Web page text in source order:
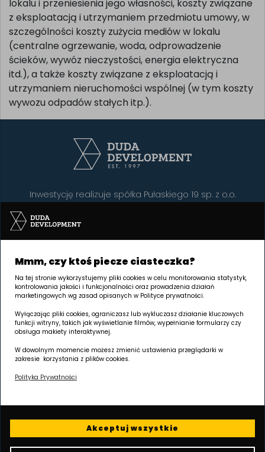
Mmm, czy ktoś piecze ciasteczka?
Na tej stronie wykorzystujemy pliki cookies w celu monitorowania statystyk,
kontrolowania jakości i funkcjonalności oraz prowadzenia działań
marketingowych wg zasad opisanych w Polityce prywatności.
Wyłączając pliki cookies, ograniczasz lub wykluczasz działanie kluczowych
funkcji witryny, takich jak wyświetlanie filmów, wypełnianie formularzy czy
obsługa makiety interaktywnej.
W dowolnym momencie możesz zmienić ustawienia przeglądarki w
zakresie korzystania z plików cookies.
Polityka Prywatności
Akceptuj wszystkie
3. Nabywca zobowiązany jest ponosić, w okresie od
dnia wydania przedmiotu umowy Nabywcy do dnia
zawarcia umowy ustanowienia odrębnej własności
lokalu i przeniesienia jego własności, koszty związane
z eksploatacją i utrzymaniem przedmiotu umowy, w
szczególności koszty zużycia mediów w lokalu
(centralne ogrzewanie, woda, odprowadzenie
ścieków, wywóz nieczystości, energia elektryczna
itd.), a także koszty związane z eksploatacją i
utrzymaniem nieruchomości wspólnej (w tym koszty
wywozu odpadów stałych itp.).
Inwestycję realizuje spółka Pułaskiego 19 sp. z o.o.
SIEDZIBA Poznań | GRUNWALD
Palacza 144, 60-278 Poznań
Godziny otwarcia:
W każdy wtorek w godz. 8.00 - 16.00 jesteśmy dostępni na
prezentacje codziennie do 20.00!
Skontaktuj się z naszym biurem sprzedaży i zarezerwuj termin!
tel.+48 605 258 888